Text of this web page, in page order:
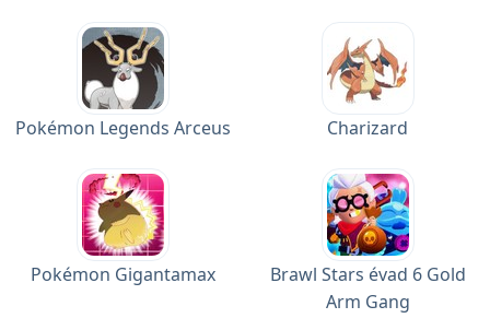
Pokémon Legends Arceus Charizard
Pokémon Gigantamax
Brawl Stars évad 6 Gold
Arm Gang